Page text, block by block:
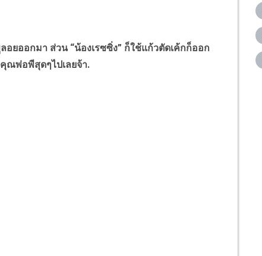
ออกมา ส่วน “น้องเรซซิ่ง” ก็ใช้แก้วตัดเค้กก็ออก
ณพ่อพีสุดๆไปเลยจ้า.